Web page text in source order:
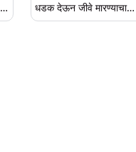
धडक देऊन जीवे मारण्याचा
प्रयत्न; पिंपरी चिंचवड येथील